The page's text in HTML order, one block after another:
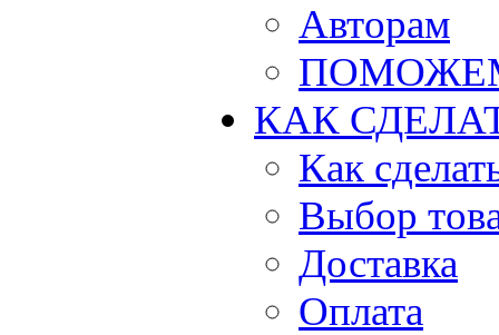
Авторам
КАК
Как
Выбор
Доставка
Оплата